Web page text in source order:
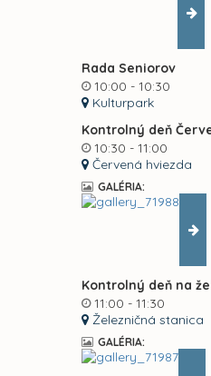
Rada Seniorov
10:00 - 10:30
Kulturpark
Kontrolný deň
10:30 - 11:00
Červená hviezda
GALÉRIA:
Kontrolný deň na
11:00 - 11:30
Železničná stanica
GALÉRIA: